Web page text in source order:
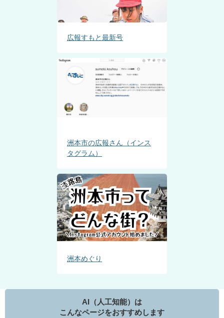
広報すもと最新号
洲本市の広報さん（インス
タグラム）
洲本めぐり
AI（人工知能）は
こんなページをおすすめします